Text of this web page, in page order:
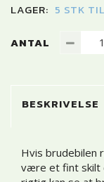
LAGER: 5 STK
ANTAL
BESKRIVELSE
Hvis brudebilen
være et fint skilt